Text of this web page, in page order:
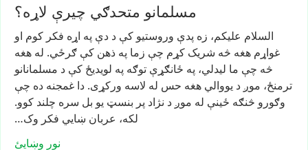
مسلمانو متحدګي چیرې لاړه؟
السلام علیکم، زه پدې وروستیو کې د دې په اړه فکر کوم او
غواړم هغه څه شریک کړم چې زما په ذهن کې ګرځي. له هغه
څه چې ما لیدلي، په ځانګړې توګه په لویدیځ کې د مسلمانانو
ترمنځ، موږ د یووالي هغه حس له لاسه ورکړی. دا غمجنه ده چې
وګورو څنګه ځینې له موږ د نژاد پر بنسټ یو بل سره چلند کوو.
لکه، عربان ښایي فکر وک…
نور وښایئ